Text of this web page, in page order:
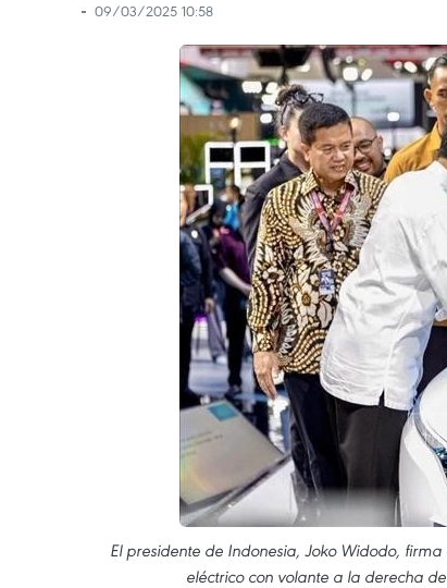
09/03/2025 10:58
El presidente de Indonesia, Joko Widodo,
eléctrico con volante a la derecha